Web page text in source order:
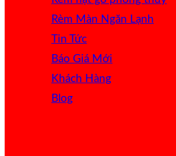
Rèm Màn Ngăn Lạnh
Tin Tức
Báo Giá
Khách Hàng
Blog